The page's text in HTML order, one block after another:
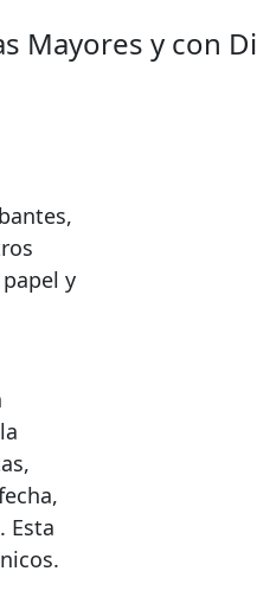
Mayores y con
y
Esta